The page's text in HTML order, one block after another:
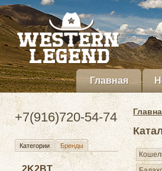
Главная
+7(916)720-54-74
Категории Бренды
2K2BT